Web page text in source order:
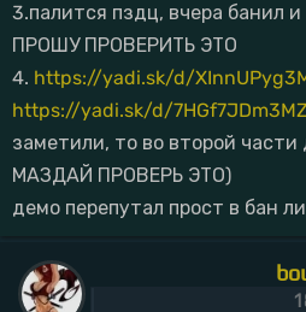
3.палится пздц, вчера банил
ПРОШУ ПРОВЕРИТЬ ЭТО
4. https://yadi.sk/d/
https://yadi.sk/d/
заметили, то во второй части
МАЗДАЙ ПРОВЕРЬ ЭТО)
демо перепутал прост в бан